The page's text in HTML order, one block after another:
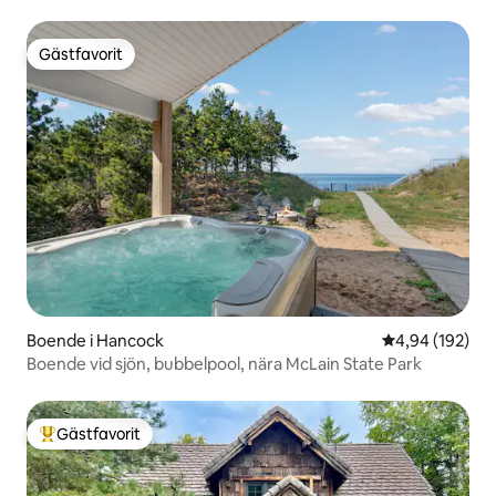
Gästfavorit
Gästfavorit
Boende i Hancock 4,94 av 5 i
4,94 (192)
Boende vid sjön, bubbelpool, nära McLain State Park
Populär gästfavorit
Gästfavorit